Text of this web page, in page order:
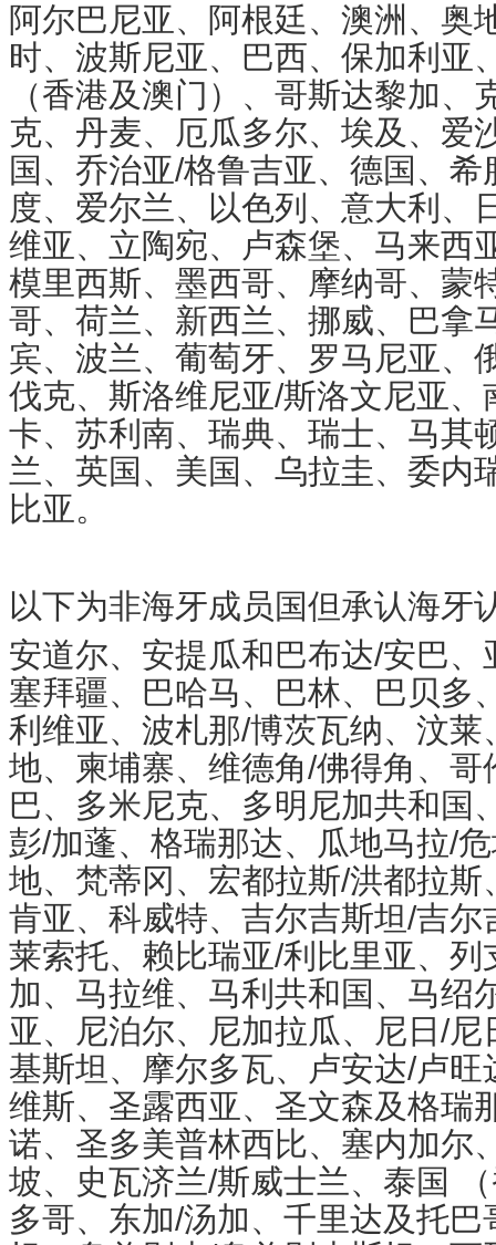
阿尔巴尼亚、阿根廷、澳洲、奥
时、波斯尼亚、巴西、保加利亚
（香港及澳门）、哥斯达黎加
克、丹麦、厄瓜多尔、埃及、爱
国、乔治亚/格鲁吉亚、德国、
度、爱尔兰、以色列、意大利、
维亚、立陶宛、卢森堡、马来西
模里西斯、墨西哥、摩纳哥、蒙
哥、荷兰、新西兰、挪威、巴拿
宾、波兰、葡萄牙、罗马尼亚、
伐克、斯洛维尼亚/斯洛文尼亚
卡、苏利南、瑞典、瑞士、马其
兰、英国、美国、乌拉圭、委内
比亚。
以下为非海牙成员国但承认海牙
安道尔、安提瓜和巴布达/安巴
塞拜疆、巴哈马、巴林、巴贝多
利维亚、波札那/博茨瓦纳、汶
地、柬埔寨、维德角/佛得角、
巴、多米尼克、多明尼加共和国
彭/加蓬、格瑞那达、瓜地马拉/
地、梵蒂冈、宏都拉斯/洪都拉
肯亚、科威特、吉尔吉斯坦/吉
莱索托、赖比瑞亚/利比里亚、
加、马拉维、马利共和国、马绍
亚、尼泊尔、尼加拉瓜、尼日/
基斯坦、摩尔多瓦、卢安达/卢
维斯、圣露西亚、圣文森及格瑞
诺、圣多美普林西比、塞内加尔
坡、史瓦济兰/斯威士兰、泰国
多哥、东加/汤加、千里达及托